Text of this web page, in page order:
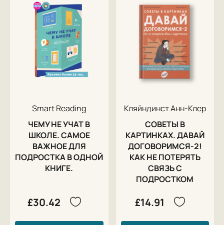
Smart Reading
ЧЕМУ НЕ УЧАТ В
ШКОЛЕ. САМОЕ
ВАЖНОЕ ДЛЯ
ПОДРОСТКА В ОДНОЙ
КНИГЕ.
£30.42
Кляйндинст Анн-Клер
СОВЕТЫ В
КАРТИНКАХ. ДАВАЙ
ДОГОВОРИМСЯ-2!
КАК НЕ ПОТЕРЯТЬ
СВЯЗЬ С
ПОДРОСТКОМ
£14.91